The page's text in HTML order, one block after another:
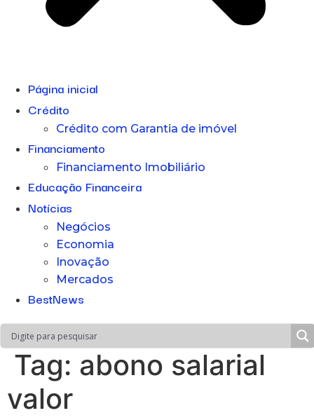
Página inicial
Crédito
Crédito com Garantia de imóvel
Financiamento
Financiamento Imobiliário
Educação Financeira
Notícias
Negócios
Economia
Inovação
Mercados
BestNews
Tag: abono salarial
valor